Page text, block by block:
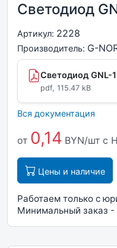
Светодиод
Артикул: 2228
Производитель: G-
Светодиод GNL-
pdf, 115.47 kB
Вся документация
от 0,14 BYN/шт с
Цены и наличие
Работаем только с
Минимальный заказ -